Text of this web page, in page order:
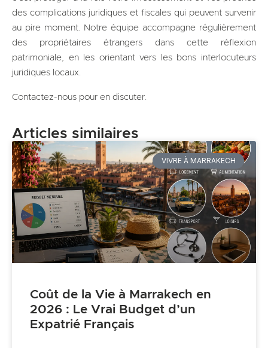
des complications juridiques et fiscales qui peuvent survenir
au pire moment. Notre équipe accompagne régulièrement
des propriétaires étrangers dans cette réflexion
patrimoniale, en les orientant vers les bons interlocuteurs
juridiques locaux.
Contactez-nous pour en discuter.
Articles similaires
VIVRE À MARRAKECH
Coût de la Vie à Marrakech en
2026 : Le Vrai Budget d’un
Expatrié Français